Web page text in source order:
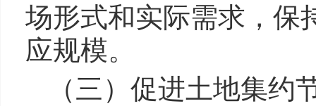
场形式和实际需求，保
应规模。
（三）促进土地集约